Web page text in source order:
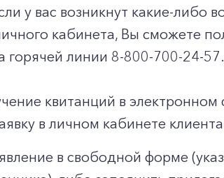
у вас возникнут какие-либо
кабинета, Вы сможете
горячей линии 8-800-700-24-57.
квитанций в
в личном кабинете
в свободной форме